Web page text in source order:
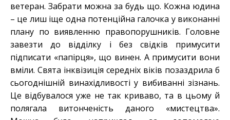
ветеран. Забрати можна за будь що. Кожна юдина
– це лиш іще одна потенційна галочка у виконанні
плану по виявленню правопорушників. Головне
завезти до відділку і без свідків примусити
підписати «папірця», що винен. А примусити вони
вміли. Свята інквізиція середніх віків позаздрила б
сьогоднішній винахідливості у вибиванні зізнань.
Це відбувалося уже не так криваво, та в цьому й
полягала витонченість даного «мистецтва».